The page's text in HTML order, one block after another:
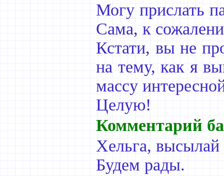
Могу прислать
Сама, к
Кстати, вы не
на тему, как я
массу
Целую!
Комментарий
Хельга, высылай
Будем рады.